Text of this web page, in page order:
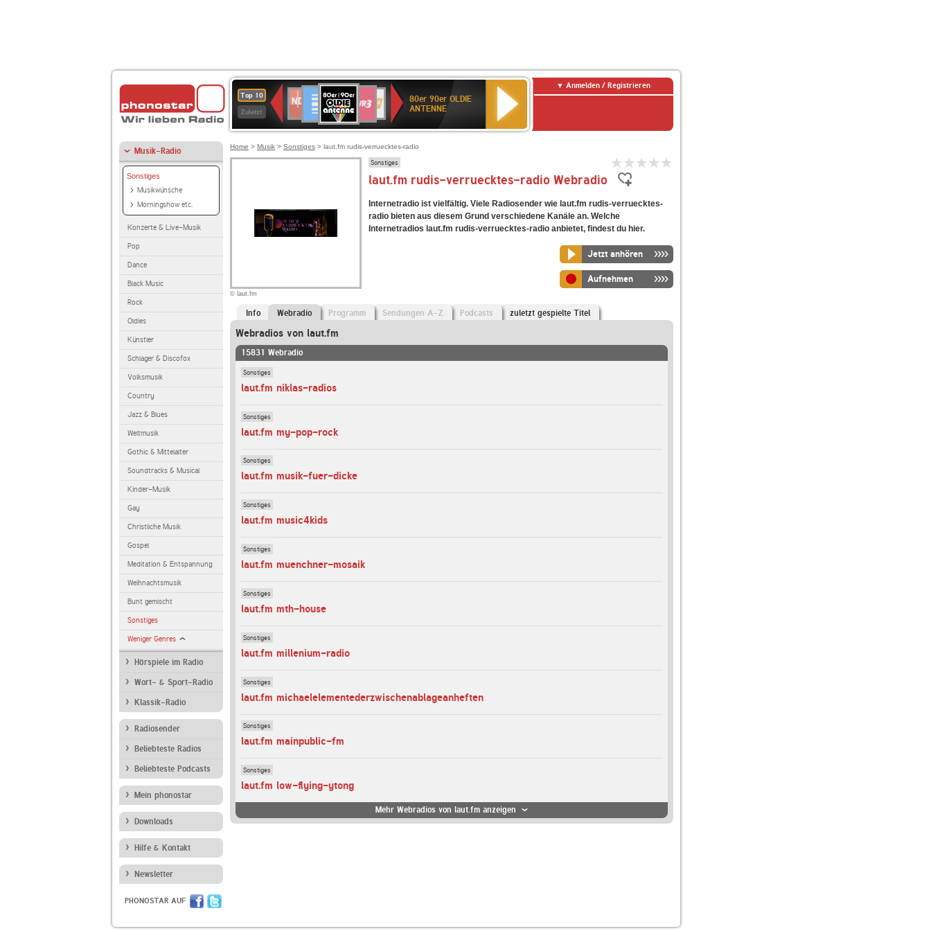
Top 10
Zuletzt
Deutschlandfunk
80er
90er
OLDIE
ANTENNE
SWR3
SWR
Kultur
NDR
2
80er 90er OLDIE
ANTENNE
Anmelden / Registrieren
Musik-Radio
Sonstiges
Musikwünsche
Morningshow etc.
Konzerte & Live-Musik
Pop
Dance
Black Music
Rock
Oldies
Künstler
Schlager & Discofox
Volksmusik
Country
Jazz & Blues
Weltmusik
Gothic & Mittelalter
Soundtracks & Musical
Kinder-Musik
Gay
Christliche Musik
Gospel
Meditation & Entspannung
Weihnachtsmusik
Bunt gemischt
Sonstiges
Weniger Genres
Hörspiele im Radio
Wort- & Sport-Radio
Klassik-Radio
Radiosender
Beliebteste Radios
Beliebteste Podcasts
Mein phonostar
Downloads
Hilfe & Kontakt
Newsletter
PHONOSTAR AUF
Home > Musik > Sonstiges > laut.fm rudis-verruecktes-radio
© laut.fm
Sonstiges
laut.fm rudis-verruecktes-radio Webradio
Internetradio ist vielfältig. Viele Radiosender wie laut.fm rudis-verruecktes-
radio bieten aus diesem Grund verschiedene Kanäle an. Welche
Internetradios laut.fm rudis-verruecktes-radio anbietet, findest du hier.
Jetzt anhören
Aufnehmen
Info Webradio Programm Sendungen A-Z Podcasts zuletzt gespielte Titel
Webradios von laut.fm
15831 Webradio
Sonstiges
laut.fm niklas-radios
Sonstiges
laut.fm my-pop-rock
Sonstiges
laut.fm musik-fuer-dicke
Sonstiges
laut.fm music4kids
Sonstiges
laut.fm muenchner-mosaik
Sonstiges
laut.fm mth-house
Sonstiges
laut.fm millenium-radio
Sonstiges
laut.fm michaelelementederzwischenablageanheften
Sonstiges
laut.fm mainpublic-fm
Sonstiges
laut.fm low-flying-ytong
Mehr Webradios von laut.fm anzeigen